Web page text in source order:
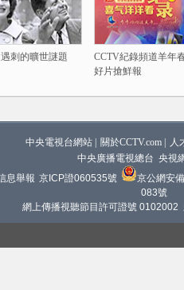
刺的曠世謎題
CCTV紀錄頻道羊年
好片搶鮮報
中央電視台網站 關於CCTV.com
人
中央廣播電視總台 央視
息舉報 京ICP證060535號
京公網安
083號
網上傳播視聽節目許可證號 0102002